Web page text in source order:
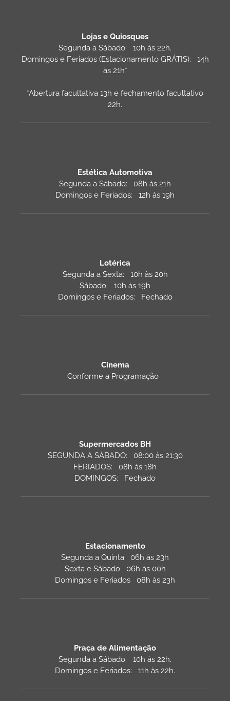
Lojas e Quiosques
Segunda a Sábado: 10h às 22h.
Domingos e Feriados (Estacionamento GRÁTIS): 14h
às 21h*
*Abertura facultativa 13h e fechamento facultativo
22h.
Estética Automotiva
Segunda a Sábado: 08h às 21h
Domingos e Feriados: 12h às 19h
Lotérica
Segunda a Sexta: 10h às 20h
Sábado: 10h às 19h
Domingos e Feriados: Fechado
Cinema
Conforme a Programação
Supermercados BH
SEGUNDA A SÁBADO: 08:00 às 21:30
FERIADOS: 08h às 18h
DOMINGOS: Fechado
Estacionamento
Segunda a Quinta 06h às 23h
Sexta e Sábado 06h às 00h
Domingos e Feriados 08h às 23h
Praça de Alimentação
Segunda a Sábado: 10h às 22h.
Domingos e Feriados: 11h às 22h.